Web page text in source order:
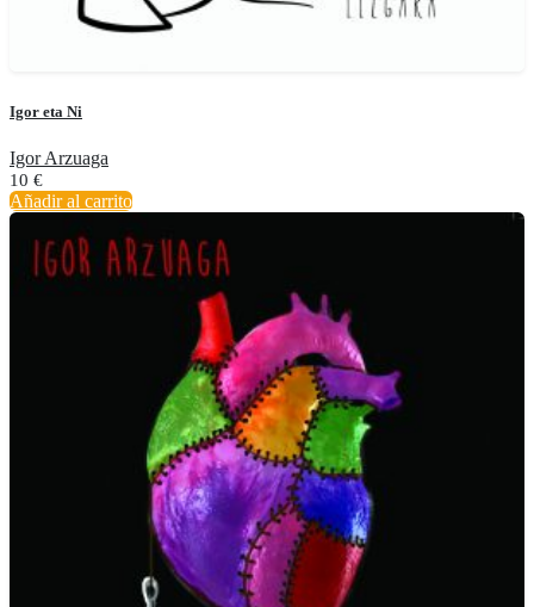
Igor eta Ni
Igor Arzuaga
10 €
Añadir al carrito